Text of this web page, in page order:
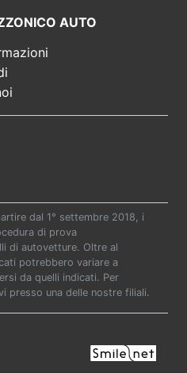
AUTO
dal 1° settembre 2018, i
di prova
di autovetture. Oltre al
potrebbero variare a
da quelli indicati. Per
presso una delle nostre filiali.